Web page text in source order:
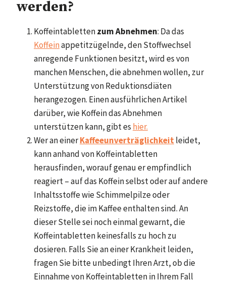
werden?
Koffeintablettenzum Abnehmen: Da das
Koffeinappetitzügelnde, den Stoffwechsel
anregende Funktionen besitzt, wird es von
manchen Menschen, die abnehmen wollen, zur
Unterstützung von Reduktionsdiäten
herangezogen. Einen ausführlichen Artikel
darüber, wie Koffein das Abnehmen
unterstützen kann, gibt es hier.
Wer an einerKaffeeunverträglichkeitleidet,
kann anhand von Koffeintabletten
herausfinden, worauf genau er empfindlich
reagiert – auf das Koffein selbst oder auf andere
Inhaltsstoffe wie Schimmelpilze oder
Reizstoffe, die im Kaffee enthalten sind. An
dieser Stelle sei noch einmal gewarnt, die
Koffeintabletten keinesfalls zu hoch zu
dosieren. Falls Sie an einer Krankheit leiden,
fragen Sie bitte unbedingt Ihren Arzt, ob die
Einnahme von Koffeintabletten in Ihrem Fall